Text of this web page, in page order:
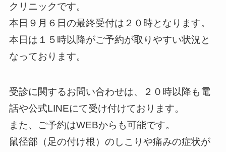
クリニックです。
本日９月６日の最終受付は２０時となります。
本日は１５時以降がご予約が取りやすい状況と
なっております。
受診に関するお問い合わせは、２０時以降も電
話や公式LINEにて受け付けております。
また、ご予約はWEBからも可能です。
鼠径部（足の付け根）のしこりや痛みの症状が